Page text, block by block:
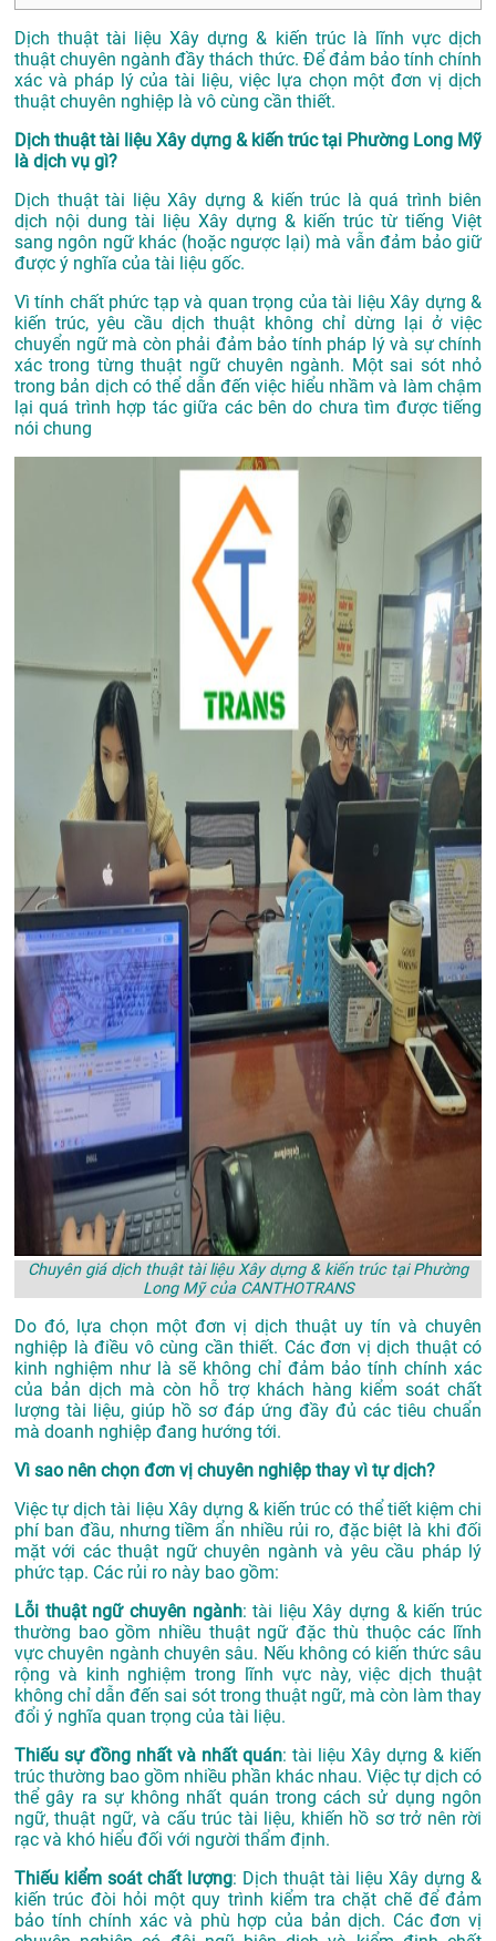
Dịch thuật tài liệu Xây dựng & kiến trúc là lĩnh vực dịch
thuật chuyên ngành đầy thách thức. Để đảm bảo tính chính
xác và pháp lý của tài liệu, việc lựa chọn một đơn vị dịch
thuật chuyên nghiệp là vô cùng cần thiết.
Dịch thuật tài liệu Xây dựng & kiến trúc tại Phường Long Mỹ
là dịch vụ gì?
Dịch thuật tài liệu Xây dựng & kiến trúc là quá trình biên
dịch nội dung tài liệu Xây dựng & kiến trúc từ tiếng Việt
sang ngôn ngữ khác (hoặc ngược lại) mà vẫn đảm bảo giữ
được ý nghĩa của tài liệu gốc.
Vì tính chất phức tạp và quan trọng của tài liệu Xây dựng &
kiến trúc, yêu cầu dịch thuật không chỉ dừng lại ở việc
chuyển ngữ mà còn phải đảm bảo tính pháp lý và sự chính
xác trong từng thuật ngữ chuyên ngành. Một sai sót nhỏ
trong bản dịch có thể dẫn đến việc hiểu nhầm và làm chậm
lại quá trình hợp tác giữa các bên do chưa tìm được tiếng
nói chung
Chuyên giá dịch thuật tài liệu Xây dựng & kiến trúc tại Phường
Long Mỹ của CANTHOTRANS
Do đó, lựa chọn một đơn vị dịch thuật uy tín và chuyên
nghiệp là điều vô cùng cần thiết. Các đơn vị dịch thuật có
kinh nghiệm như là sẽ không chỉ đảm bảo tính chính xác
của bản dịch mà còn hỗ trợ khách hàng kiểm soát chất
lượng tài liệu, giúp hồ sơ đáp ứng đầy đủ các tiêu chuẩn
mà doanh nghiệp đang hướng tới.
Vì sao nên chọn đơn vị chuyên nghiệp thay vì tự dịch?
Việc tự dịch tài liệu Xây dựng & kiến trúc có thể tiết kiệm chi
phí ban đầu, nhưng tiềm ẩn nhiều rủi ro, đặc biệt là khi đối
mặt với các thuật ngữ chuyên ngành và yêu cầu pháp lý
phức tạp. Các rủi ro này bao gồm:
Lỗi thuật ngữ chuyên ngành: tài liệu Xây dựng & kiến trúc
thường bao gồm nhiều thuật ngữ đặc thù thuộc các lĩnh
vực chuyên ngành chuyên sâu. Nếu không có kiến thức sâu
rộng và kinh nghiệm trong lĩnh vực này, việc dịch thuật
không chỉ dẫn đến sai sót trong thuật ngữ, mà còn làm thay
đổi ý nghĩa quan trọng của tài liệu.
Thiếu sự đồng nhất và nhất quán: tài liệu Xây dựng & kiến
trúc thường bao gồm nhiều phần khác nhau. Việc tự dịch có
thể gây ra sự không nhất quán trong cách sử dụng ngôn
ngữ, thuật ngữ, và cấu trúc tài liệu, khiến hồ sơ trở nên rời
rạc và khó hiểu đối với người thẩm định.
Thiếu kiểm soát chất lượng: Dịch thuật tài liệu Xây dựng &
kiến trúc đòi hỏi một quy trình kiểm tra chặt chẽ để đảm
bảo tính chính xác và phù hợp của bản dịch. Các đơn vị